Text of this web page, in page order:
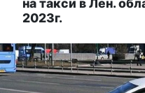
у
2023г.